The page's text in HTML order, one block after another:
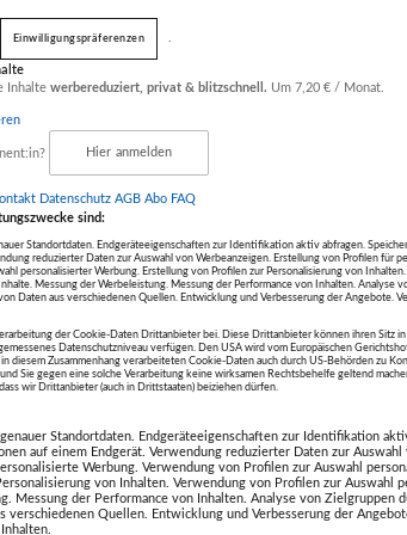
ab nur€ 50,00
statt€ 100,00
900 mm
statt€ 130,00
Fliesengutschein im
Wert von EUR 250,00
GmbH
statt€ 250,00
Einwilligungspräferenzen
Inhalte werbereduziert, privat & blitzschnell. Um 7,20 € / Monat.
Hier anmelden
Datenschutz AGB Abo FAQ
sind:
Standortdaten. Endgeräteeigenschaften zur Identifikation aktiv abfragen.
reduzierter Daten zur Auswahl von Werbeanzeigen. Erstellung von Profilen für
personalisierter Werbung. Erstellung von Profilen zur Personalisierung von
Messung der Werbeleistung. Messung der Performance von Inhalten. Analyse
Daten aus verschiedenen Quellen. Entwicklung und Verbesserung der Angebote.
der Cookie-Daten Drittanbieter bei. Diese Drittanbieter können ihren Sitz
Datenschutzniveau verfügen. Den USA wird vom Europäischen
diesem Zusammenhang verarbeiteten Cookie-Daten auch durch US-Behörden zu
Sie gegen eine solche Verarbeitung keine wirksamen Rechtsbehelfe geltend
wir Drittanbieter (auch in Drittstaaten) beiziehen dürfen.
Standortdaten. Endgeräteeigenschaften zur Identifikation
auf einem Endgerät. Verwendung reduzierter Daten zur
Werbung. Verwendung von Profilen zur Auswahl
von Inhalten. Verwendung von Profilen zur Auswahl
Messung der Performance von Inhalten. Analyse von Zielgruppen
verschiedenen Quellen. Entwicklung und Verbesserung der